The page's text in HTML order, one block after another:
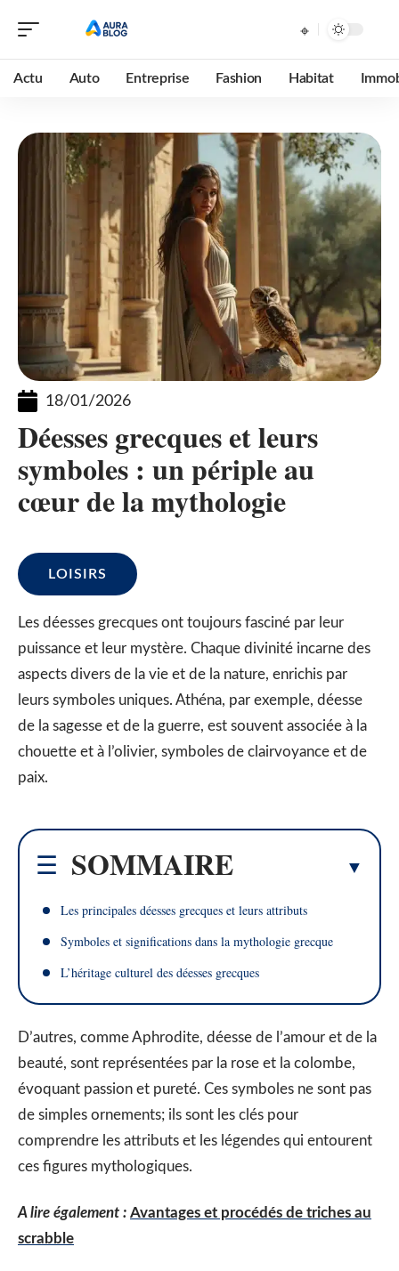
Actu Auto Entreprise Fashion Habitat
18/01/2026
Déesses grecques et leurs
symboles : un périple au
cœur de la mythologie
LOISIRS
Les déesses grecques ont toujours fasciné par leur
puissance et leur mystère. Chaque divinité incarne des
aspects divers de la vie et de la nature, enrichis par
leurs symboles uniques. Athéna, par exemple, déesse
de la sagesse et de la guerre, est souvent associée à la
chouette et à l’olivier, symboles de clairvoyance et de
paix.
SOMMAIRE
Les principales déesses grecques et leurs attributs
Symboles et significations dans la mythologie grecque
L’héritage culturel des déesses grecques
D’autres, comme Aphrodite, déesse de l’amour et de la
beauté, sont représentées par la rose et la colombe,
évoquant passion et pureté. Ces symboles ne sont pas
de simples ornements; ils sont les clés pour
comprendre les attributs et les légendes qui entourent
ces figures mythologiques.
A lire également : Avantages et procédés de triches au
scrabble